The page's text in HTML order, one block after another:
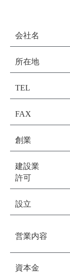
会社名
所在地
TEL
FAX
創業
建設業
許可
設立
営業内容
資本金